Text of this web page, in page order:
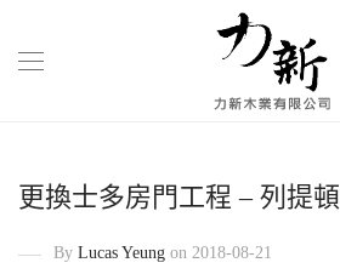
更換士多房門工程 – 列提
By Lucas Yeung on 2018-08-21